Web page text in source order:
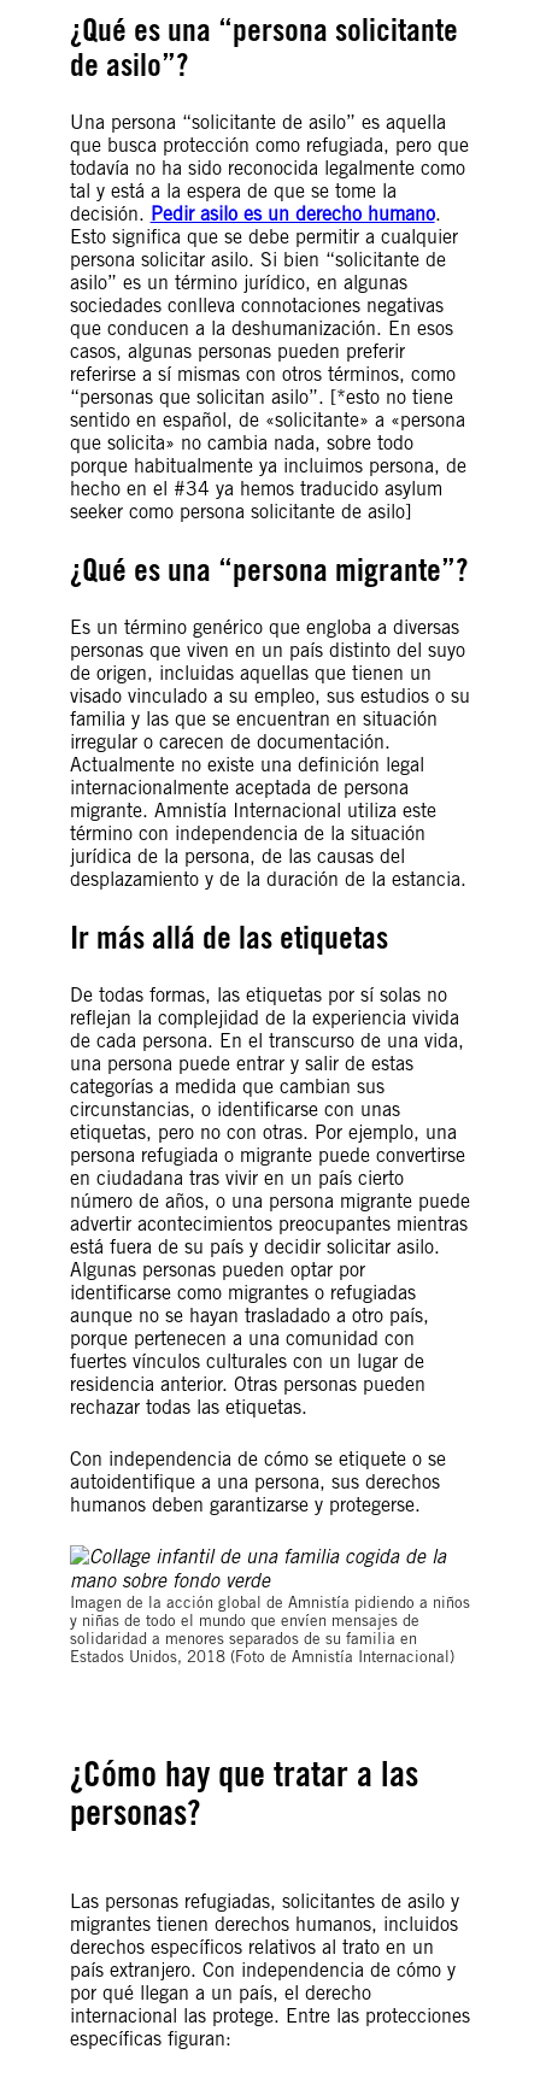
¿Qué es una “persona solicitante
de asilo”?
Una persona “solicitante de asilo” es aquella
que busca protección como refugiada, pero que
todavía no ha sido reconocida legalmente como
tal y está a la espera de que se tome la
decisión. Pedir asilo es un derecho humano.
Esto significa que se debe permitir a cualquier
persona solicitar asilo. Si bien “solicitante de
asilo” es un término jurídico, en algunas
sociedades conlleva connotaciones negativas
que conducen a la deshumanización. En esos
casos, algunas personas pueden preferir
referirse a sí mismas con otros términos, como
“personas que solicitan asilo”. [*esto no tiene
sentido en español, de «solicitante» a «persona
que solicita» no cambia nada, sobre todo
porque habitualmente ya incluimos persona, de
hecho en el #34 ya hemos traducido asylum
seeker como persona solicitante de asilo]
¿Qué es una “persona migrante”?
Es un término genérico que engloba a diversas
personas que viven en un país distinto del suyo
de origen, incluidas aquellas que tienen un
visado vinculado a su empleo, sus estudios o su
familia y las que se encuentran en situación
irregular o carecen de documentación.
Actualmente no existe una definición legal
internacionalmente aceptada de persona
migrante. Amnistía Internacional utiliza este
término con independencia de la situación
jurídica de la persona, de las causas del
desplazamiento y de la duración de la estancia.
Ir más allá de las etiquetas
De todas formas, las etiquetas por sí solas no
reflejan la complejidad de la experiencia vivida
de cada persona. En el transcurso de una vida,
una persona puede entrar y salir de estas
categorías a medida que cambian sus
circunstancias, o identificarse con unas
etiquetas, pero no con otras. Por ejemplo, una
persona refugiada o migrante puede convertirse
en ciudadana tras vivir en un país cierto
número de años, o una persona migrante puede
advertir acontecimientos preocupantes mientras
está fuera de su país y decidir solicitar asilo.
Algunas personas pueden optar por
identificarse como migrantes o refugiadas
aunque no se hayan trasladado a otro país,
porque pertenecen a una comunidad con
fuertes vínculos culturales con un lugar de
residencia anterior. Otras personas pueden
rechazar todas las etiquetas.
Con independencia de cómo se etiquete o se
autoidentifique a una persona, sus derechos
humanos deben garantizarse y protegerse.
Imagen de la acción global de Amnistía pidiendo a niños
y niñas de todo el mundo que envíen mensajes de
solidaridad a menores separados de su familia en
Estados Unidos, 2018 (Foto de Amnistía Internacional)
¿Cómo hay que tratar a las
personas?
Las personas refugiadas, solicitantes de asilo y
migrantes tienen derechos humanos, incluidos
derechos específicos relativos al trato en un
país extranjero. Con independencia de cómo y
por qué llegan a un país, el derecho
internacional las protege. Entre las protecciones
específicas figuran: